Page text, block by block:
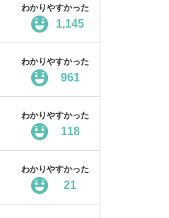
わかりやすかった
1,145
わかりやすかった
961
わかりやすかった
118
わかりやすかった
21